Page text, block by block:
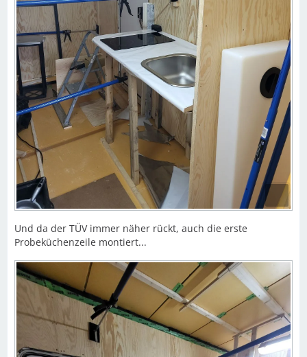
Und da der TÜV immer näher rückt, auch die erste
Probeküchenzeile montiert...